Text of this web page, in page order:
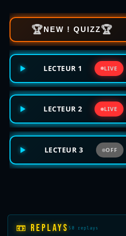
🏆NEW ! QUIZZ🏆
LECTEUR 1 LIVE
LECTEUR 2 LIVE
LECTEUR 3 OFF
📼 REPLAYS 50 replays